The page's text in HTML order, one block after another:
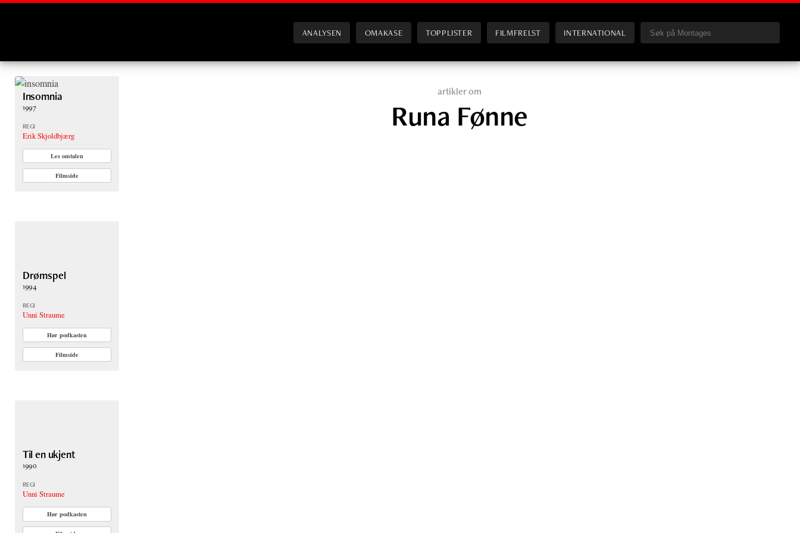
ANALYSEN OMAKASE TOPPLISTER FILMFRELST INTERNATIONAL
Insomnia
1997
REGI
Erik Skjoldbjærg
Les omtalen
Filmside
Drømspel
1994
REGI
Unni Straume
Hør podkasten
Filmside
Til en ukjent
1990
REGI
Unni Straume
Hør podkasten
artikler om
Runa Fønne